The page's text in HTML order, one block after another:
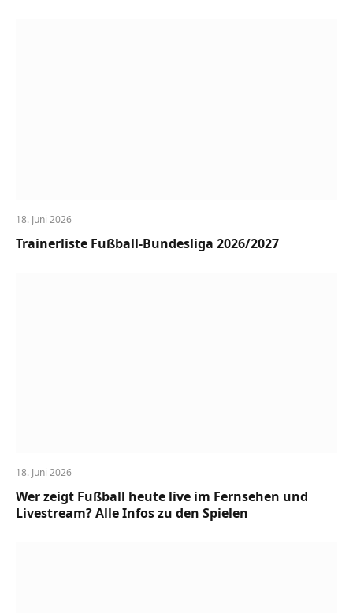
18. Juni 2026
Trainerliste Fußball-Bundesliga 2026/2027
18. Juni 2026
Wer zeigt Fußball heute live im Fernsehen und
Livestream? Alle Infos zu den Spielen